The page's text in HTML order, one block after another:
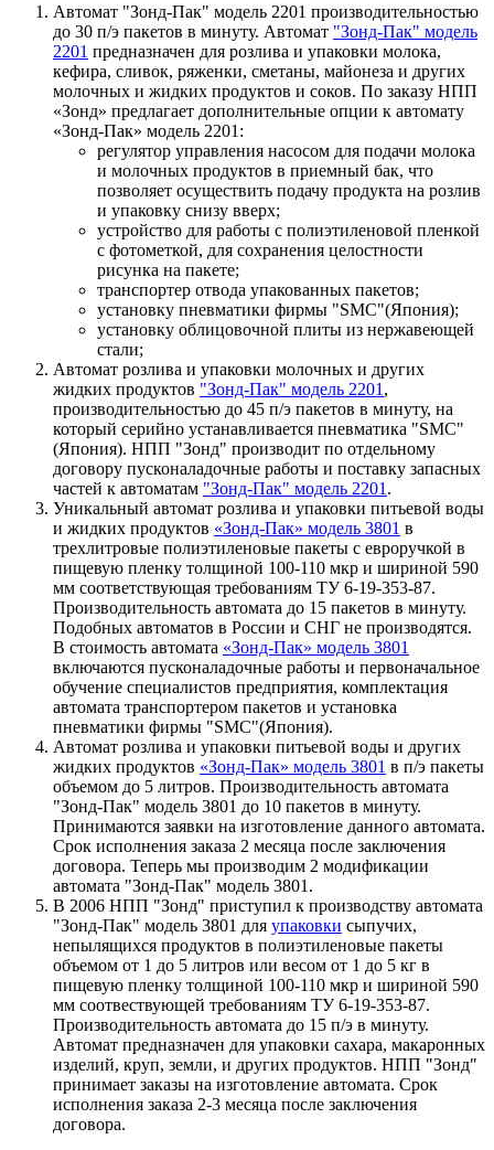
Автомат "Зонд-Пак" модель 2201 производительностью
до 30 п/э пакетов в минуту. Автомат "Зонд-Пак" модель
2201 предназначен для розлива и упаковки молока,
кефира, сливок, ряженки, сметаны, майонеза и других
молочных и жидких продуктов и соков. По заказу НПП
«Зонд» предлагает дополнительные опции к автомату
«Зонд-Пак» модель 2201:
регулятор управления насосом для подачи молока
и молочных продуктов в приемный бак, что
позволяет осуществить подачу продукта на розлив
и упаковку снизу вверх;
устройство для работы с полиэтиленовой пленкой
с фотометкой, для сохранения целостности
рисунка на пакете;
транспортер отвода упакованных пакетов;
установку пневматики фирмы "SMC"(Япония);
установку облицовочной плиты из нержавеющей
стали;
Автомат розлива и упаковки молочных и других
жидких продуктов "Зонд-Пак" модель 2201 ,
производительностью до 45 п/э пакетов в минуту, на
который серийно устанавливается пневматика "SMC"
(Япония). НПП "Зонд" производит по отдельному
договору пусконаладочные работы и поставку запасных
частей к автоматам "Зонд-Пак" модель 2201 .
Уникальный автомат розлива и упаковки питьевой воды
и жидких продуктов «Зонд-Пак» модель 3801 в
трехлитровые полиэтиленовые пакеты с евроручкой в
пищевую пленку толщиной 100-110 мкр и шириной 590
мм соответствующая требованиям ТУ 6-19-353-87.
Производительность автомата до 15 пакетов в минуту.
Подобных автоматов в России и СНГ не производятся.
В стоимость автомата «Зонд-Пак» модель 3801
включаются пусконаладочные работы и первоначальное
обучение специалистов предприятия, комплектация
автомата транспортером пакетов и установка
пневматики фирмы "SMC"(Япония).
Автомат розлива и упаковки питьевой воды и других
жидких продуктов «Зонд-Пак» модель 3801 в п/э пакеты
объемом до 5 литров. Производительность автомата
"Зонд-Пак" модель 3801 до 10 пакетов в минуту.
Принимаются заявки на изготовление данного автомата.
Срок исполнения заказа 2 месяца после заключения
договора. Теперь мы производим 2 модификации
автомата "Зонд-Пак" модель 3801.
В 2006 НПП "Зонд" приступил к производству автомата
"Зонд-Пак" модель 3801 для упаковки сыпучих,
непылящихся продуктов в полиэтиленовые пакеты
объемом от 1 до 5 литров или весом от 1 до 5 кг в
пищевую пленку толщиной 100-110 мкр и шириной 590
мм соотвествующей требованиям ТУ 6-19-353-87.
Производительность автомата до 15 п/э в минуту.
Автомат предназначен для упаковки сахара, макаронных
изделий, круп, земли, и других продуктов. НПП "Зонд"
принимает заказы на изготовление автомата. Срок
исполнения заказа 2-3 месяца после заключения
договора.